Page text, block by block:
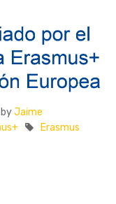
Jaime
Erasmus